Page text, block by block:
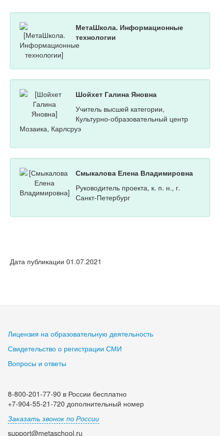
МетаШкола. Информационные
технологии
Шойхет Галина Яновна
Учитель высшей категории,
Культурно-образовательный центр
Мозаика, Карлсруэ
Смыкалова Елена Владимировна
Руководитель проекта, к. п. н., г.
Санкт-Петербург
Дата публикации 01.07.2021
Лицензия на образовательную деятельность
Свидетельство о регистрации СМИ
Вопросы и ответы
8-800-201-77-90 в России бесплатно
+7-904-55-21-720 дополнительный номер
Заказать звонок по России
support@metaschool.ru